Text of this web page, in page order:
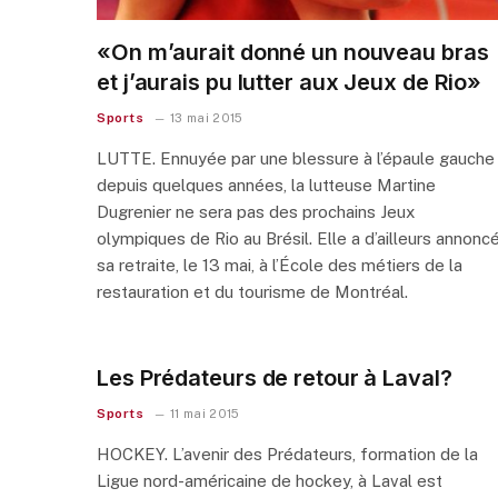
«On m’aurait donné un nouveau bras
et j’aurais pu lutter aux Jeux de Rio»
Sports 13 mai 2015
LUTTE. Ennuyée par une blessure à l’épaule gauche
depuis quelques années, la lutteuse Martine
Dugrenier ne sera pas des prochains Jeux
olympiques de Rio au Brésil. Elle a d’ailleurs
sa retraite, le 13 mai, à l’École des métiers de la
restauration et du tourisme de Montréal.
Les Prédateurs de retour à Laval?
Sports 11 mai 2015
HOCKEY. L’avenir des Prédateurs, formation de la
Ligue nord-américaine de hockey, à Laval est